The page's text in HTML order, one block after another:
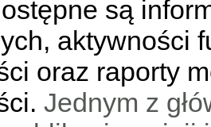
są
aktywności
oraz raporty
Jednym z